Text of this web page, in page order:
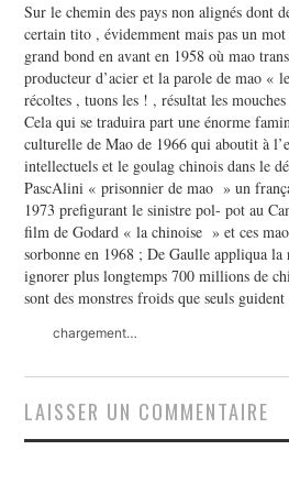
Sur le chemin des pays non alignés dont
certain tito , évidemment mais pas un
grand bond en avant en 1958 où mao
producteur d’acier et la parole de mao «
récoltes , tuons les ! , résultat les
Cela qui se traduira part une énorme
culturelle de Mao de 1966 qui aboutit à
intellectuels et le goulag chinois dans le
PascAlini « prisonnier de mao » un
1973 prefigurant le sinistre pol- pot au
film de Godard « la chinoise » et ces
sorbonne en 1968 ; De Gaulle appliqua
ignorer plus longtemps 700 millions de
sont des monstres froids que seuls
chargement…
LAISSER UN COMMENTAIRE